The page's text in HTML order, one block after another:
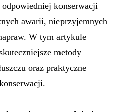
konserwacji
awarii, nieprzyjemnych
W tym artykule
metody
oraz praktyczne